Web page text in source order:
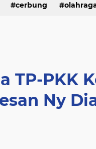
cerbung
TP-PKK
Ny